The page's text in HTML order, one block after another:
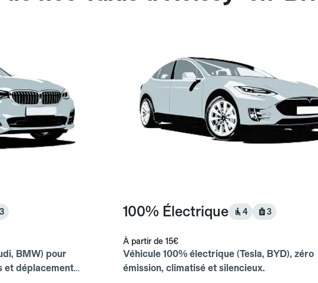
3
BMW) pour
et déplacements
100% Électrique 4 3
À partir de 15€
Véhicule 100% électrique (Tesla, BYD), zéro
émission, climatisé et silencieux.